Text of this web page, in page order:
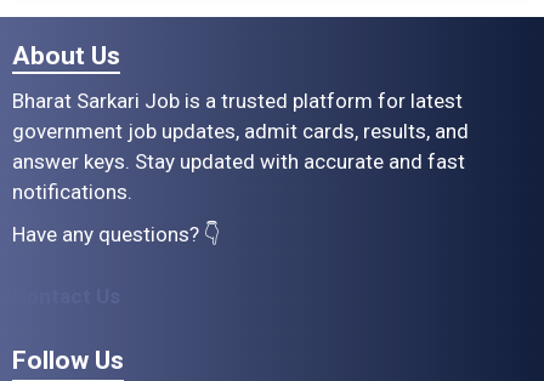
About Us
Bharat Sarkari Job is a trusted platform for latest
government job updates, admit cards, results, and
answer keys. Stay updated with accurate and fast
notifications.
Have any questions? 👇
Follow Us